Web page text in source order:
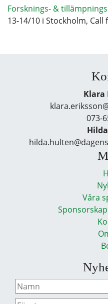
Forsknings- &
13-14/10 i Stockholm, Call
Klara
073-
Våra